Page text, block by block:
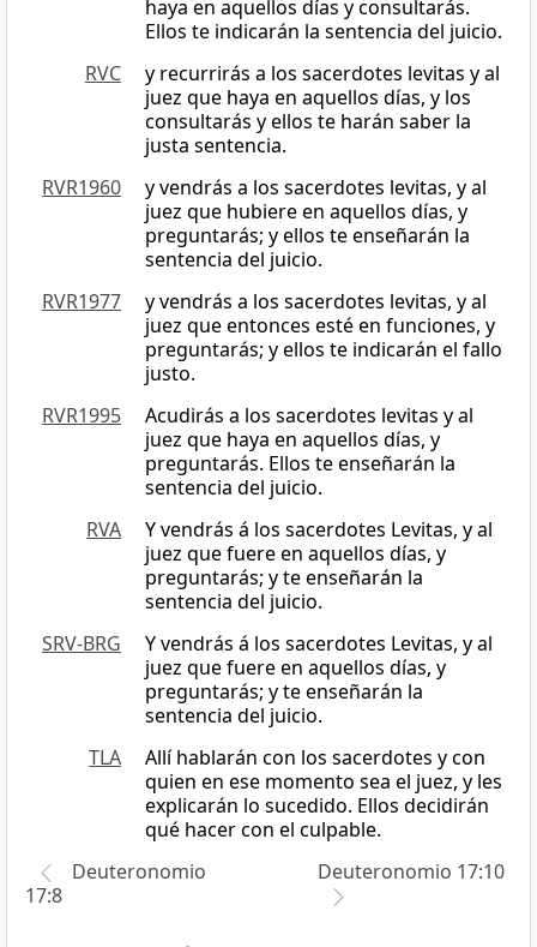
haya en aquellos días y consultarás.
Ellos te indicarán la sentencia del juicio.
RVC
y recurrirás a los sacerdotes levitas y al
juez que haya en aquellos días, y los
consultarás y ellos te harán saber la
justa sentencia.
RVR1960
y vendrás a los sacerdotes levitas, y al
juez que hubiere en aquellos días, y
preguntarás; y ellos te enseñarán la
sentencia del juicio.
RVR1977
y vendrás a los sacerdotes levitas, y al
juez que entonces esté en funciones, y
preguntarás; y ellos te indicarán el fallo
justo.
RVR1995
Acudirás a los sacerdotes levitas y al
juez que haya en aquellos días, y
preguntarás. Ellos te enseñarán la
sentencia del juicio.
RVA
Y vendrás á los sacerdotes Levitas, y al
juez que fuere en aquellos días, y
preguntarás; y te enseñarán la
sentencia del juicio.
SRV-BRG
Y vendrás á los sacerdotes Levitas, y al
juez que fuere en aquellos días, y
preguntarás; y te enseñarán la
sentencia del juicio.
TLA
Allí hablarán con los sacerdotes y con
quien en ese momento sea el juez, y les
explicarán lo sucedido. Ellos decidirán
qué hacer con el culpable.
Deuteronomio
17:8
Deuteronomio 17:10